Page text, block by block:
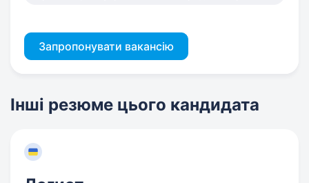
Запропонувати вакансію
Інші резюме цього кандидата